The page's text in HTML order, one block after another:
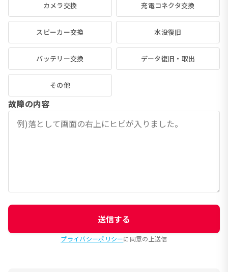
カメラ交換 充電コネクタ交換
スピーカー交換 水没復旧
バッテリー交換 データ復旧・取出
その他
故障の内容
送信する
プライバシーポリシーに同意の上送信